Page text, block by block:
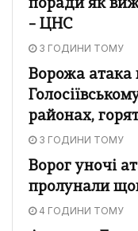
поради як
– ЦНС
3 ГОДИНИ ТОМУ
Ворожа атака
районах,
3 ГОДИНИ ТОМУ
Ворог уночі
пролунали
4 ГОДИНИ ТОМУ